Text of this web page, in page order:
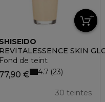
SHISEIDO
REVITALESSENCE SKIN
Fond de teint
77,90 €
30 teintes
4.7 23